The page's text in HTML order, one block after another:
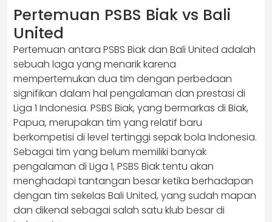
Pertemuan PSBS Biak vs Bali
United
Pertemuan antara PSBS Biak dan Bali United adalah
sebuah laga yang menarik karena
mempertemukan dua tim dengan perbedaan
signifikan dalam hal pengalaman dan prestasi di
Liga 1 Indonesia. PSBS Biak, yang bermarkas di Biak,
Papua, merupakan tim yang relatif baru
berkompetisi di level tertinggi sepak bola Indonesia.
Sebagai tim yang belum memiliki banyak
pengalaman di Liga 1, PSBS Biak tentu akan
menghadapi tantangan besar ketika berhadapan
dengan tim sekelas Bali United, yang sudah mapan
dan dikenal sebagai salah satu klub besar di